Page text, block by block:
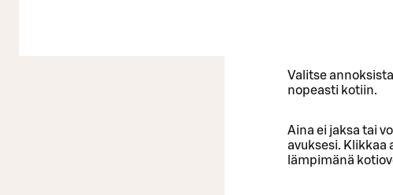
Valitse
nopeasti kotiin.
Aina ei jaksa tai
avuksesi. Klikkaa
lämpimänä